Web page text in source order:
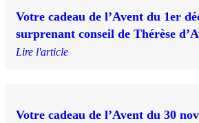
Votre cadeau de l’Avent du 1er
surprenant conseil de Thérèse
Lire l'article
Votre cadeau de l’Avent du 30